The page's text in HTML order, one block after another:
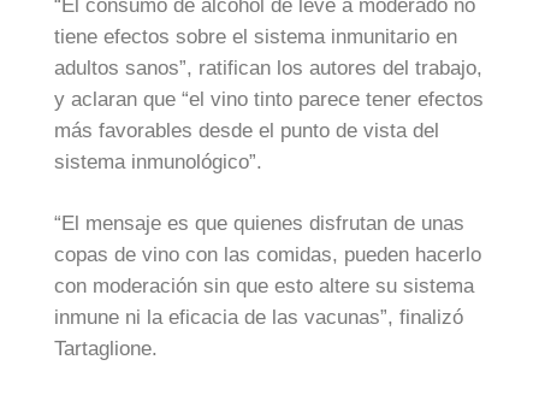
“El consumo de alcohol de leve a moderado no
tiene efectos sobre el sistema inmunitario en
adultos sanos”, ratifican los autores del trabajo,
y aclaran que “el vino tinto parece tener efectos
más favorables desde el punto de vista del
sistema inmunológico”.
“El mensaje es que quienes disfrutan de unas
copas de vino con las comidas, pueden hacerlo
con moderación sin que esto altere su sistema
inmune ni la eficacia de las vacunas”, finalizó
Tartaglione.